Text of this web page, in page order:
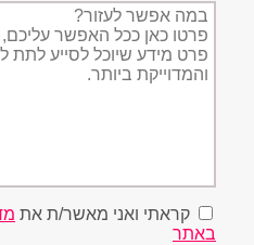
תיאור
הפניה
קראתי ואני מאשר/ת את
באתר